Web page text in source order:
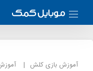
آموزش بازی کلش